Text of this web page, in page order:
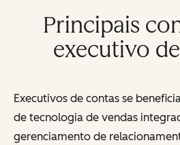
Principais
executivo
Executivos de contas se
de tecnologia de vendas
gerenciamento de